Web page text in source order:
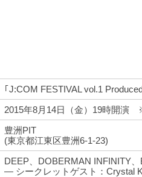
｢J:COM FESTIVAL vol.1
2015年8月14日（金）19時開演
豊洲PIT
(東京都江東区豊洲6-1-23)
DEEP、DOBERMAN INFINITY、
― シークレットゲスト：Crystal